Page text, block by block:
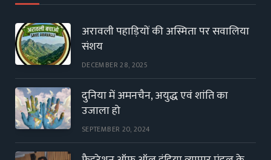
अरावली पहाड़ियों की अस्मिता पर सवालिया
संशय
DECEMBER 28, 2025
दुनिया में अमनचैन, अयुद्ध एवं शांति का
उजाला हो
SEPTEMBER 20, 2024